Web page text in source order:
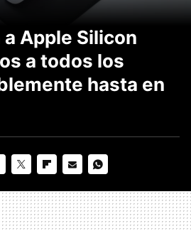
Apple Silicon
a todos los
hasta en
MAIL